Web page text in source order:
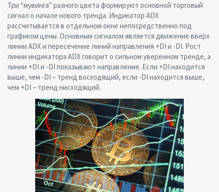
Три “мувинга” разного цвета формируют основной торговый
сигнал о начале нового тренда. Индикатор ADX
рассчитывается в отдельном окне непосредственно под
графиком цены. Основным сигналом является движение вверх
линии ADX и пересечение линий направления +DI и -DI. Рост
линии индикатора ADX говорит о сильном уверенном тренде, а
линии +DI и -DI показывают направление. Если +DI находится
выше, чем -DI – тренд восходящий, если -DI находится выше,
чем +DI – тренд нисходящий.